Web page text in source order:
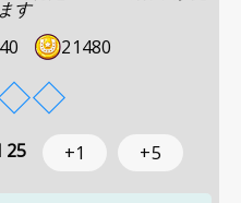
す
21480
◇
25 +1 +5